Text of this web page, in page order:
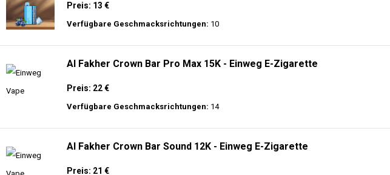
Preis: 13 €
Verfügbare Geschmacksrichtungen: 10
Al Fakher Crown Bar Pro Max 15K - Einweg E-Zigarette
Preis: 22 €
Verfügbare Geschmacksrichtungen: 14
Al Fakher Crown Bar Sound 12K - Einweg E-Zigarette
Preis: 21 €